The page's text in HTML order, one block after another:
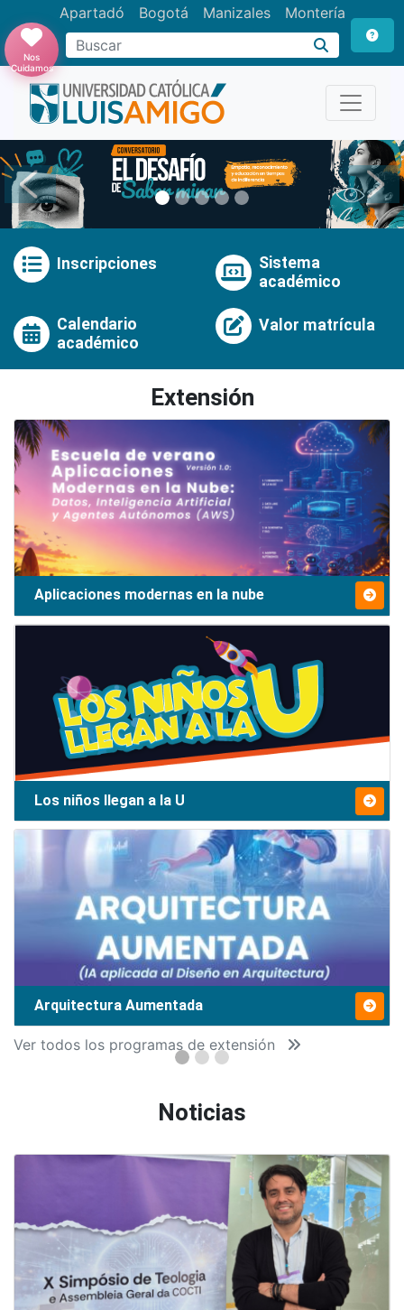
Apartadó Bogotá Manizales Montería
Buscar
Nos
Cuidamos
Anterior
Inscripciones
Sistema
académico
Calendario
académico
Valor matrícula
Extensión
Aplicaciones modernas en la nube
Los niños llegan a la U
Arquitectura Aumentada
Ver todos los programas de extensión
Noticias